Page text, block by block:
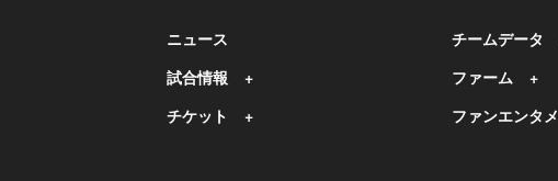
ニュース
試合情報
チケット
チームデータ
ファーム
ファンエンタメ